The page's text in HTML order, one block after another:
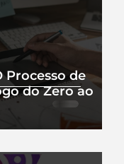
Processo de
do Zero ao